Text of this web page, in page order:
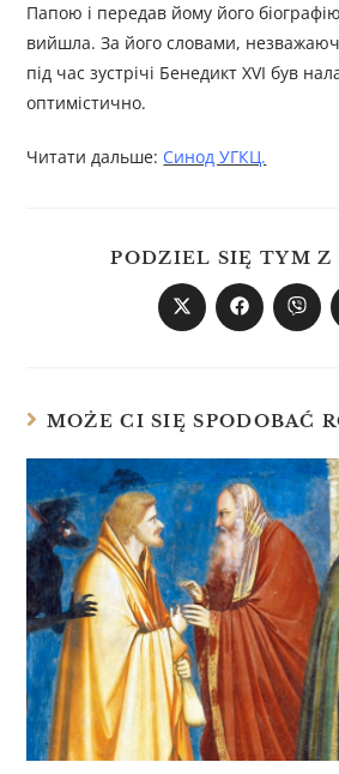
Папою і передав йому його
вийшла. За його словами,
під час зустрічі Бенедикт XVI був
оптимістично.
Читати дальше: Синод УГКЦ.
PODZIEL SIĘ TYM
MOŻE CI SIĘ SPODOBAĆ